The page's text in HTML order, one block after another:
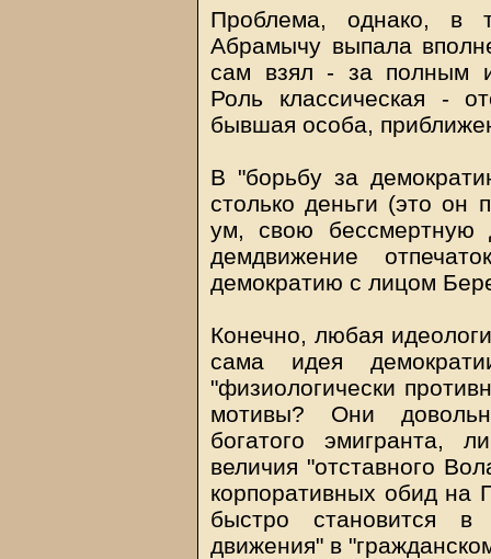
Проблема, однако, в
Абрамычу выпала
сам взял - за полным
Роль классическая -
бывшая особа,
В "борьбу за
столько деньги (это он
ум, свою
демдвижение
демократию с лицом
Конечно, любая
сама идея
"физиологически
мотивы? Они
богатого эмигранта,
величия "отставного
корпоративных обид на
быстро становится в
движения" в